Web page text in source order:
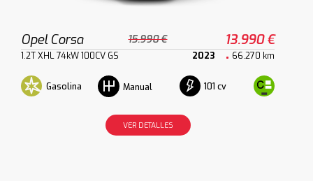
Opel Corsa 15.990 € 13.990 €
1.2T XHL 74kW 100CV GS 2023 66.270 km
Gasolina Manual 101 cv
VER DETALLES